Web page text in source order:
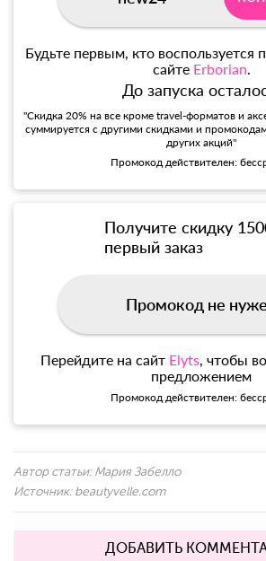
Будьте первым, кто воспользуется
сайте Erborian.
До запуска
"Скидка 20% на все кроме travel-форматов и
суммируется с другими скидками и
других акций"
Промокод действителен:
Получите скидку
первый заказ
Промокод не
Перейдите на сайт Elyts, чтобы
предложением
Промокод действителен:
Автор статьи: Мария Забелло
Источник: beautyvelle.com
ДОБАВИТЬ